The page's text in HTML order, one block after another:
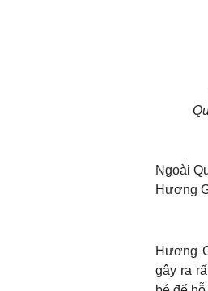
Ngoài
Hương
Hương
gây ra